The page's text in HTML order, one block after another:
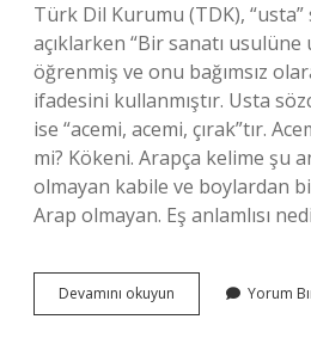
Türk Dil Kurumu (TDK), “usta”
açıklarken “Bir sanatı
öğrenmiş ve onu bağımsız
ifadesini kullanmıştır. Usta
ise “acemi, acemi, çırak”tır.
mi? Kökeni. Arapça kelime şu
olmayan kabile ve boylardan
Arap olmayan. Eş anlamlısı
Devamını okuyun
Yerine
Yorum